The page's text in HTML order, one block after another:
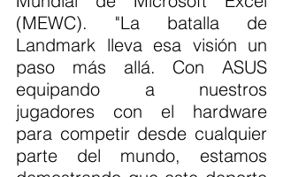
(MEWC). "La batalla de
Landmark lleva esa visión un
paso más allá. Con ASUS
equipando a nuestros
jugadores con el hardware
para competir desde cualquier
parte del mundo, estamos